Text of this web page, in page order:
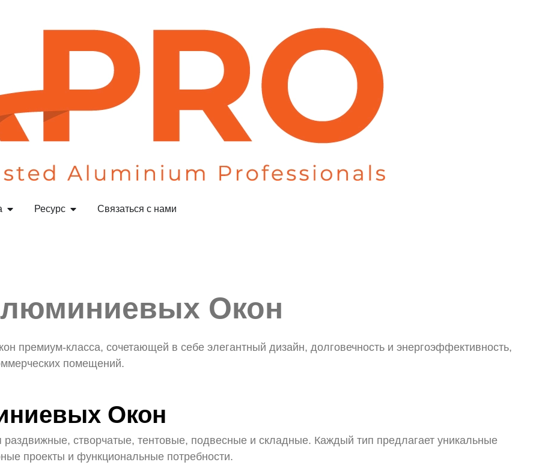
Ресурс Связаться с нами
Окон
премиум-класса, сочетающей в себе элегантный дизайн, долговечность и энергоэффективность,
помещений.
Окон
створчатые, тентовые, подвесные и складные. Каждый тип предлагает уникальные
проекты и функциональные потребности.